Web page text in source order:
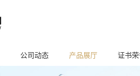
公司动态 产品展厅 证书